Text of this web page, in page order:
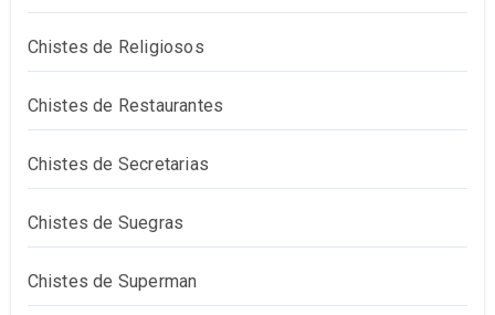
Chistes de Religiosos
Chistes de Restaurantes
Chistes de Secretarias
Chistes de Suegras
Chistes de Superman